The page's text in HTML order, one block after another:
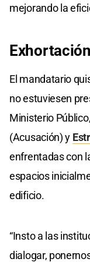
mejorando la
Exhortación
El mandatario
no estuviesen
Ministerio Público,
(Acusación) y
enfrentadas con
espacios
edificio.
“Insto a las
dialogar,